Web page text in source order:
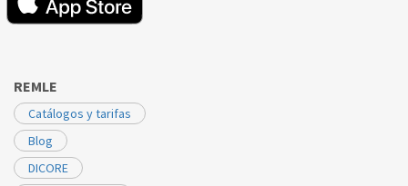
REMLE
Catálogos y tarifas
Blog
DICORE